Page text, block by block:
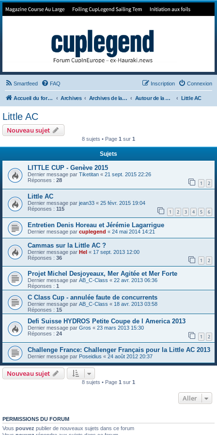
Forum de Cup In Europe
Smartfeed FAQ Connexion
Inscription
Accueil du forum Archives Archives de la 35ème Autour de la Cup Little AC
Little AC
Nouveau sujet
8 sujets • Page 1 sur 1
Sujets
LITTLE CUP - Genève 2015
Dernier message par Tiketitan « 21 sept. 2015 22:26
Réponses : 28 1 2
Little AC
Dernier message par jean33 « 25 févr. 2015 19:04
Réponses : 115 1 2 3 4 5 6
Entretien Denis Horeau et Jérémie Lagarrigue
Dernier message par cuplegend « 24 mai 2014 14:21
Cammas sur la Little AC ?
Dernier message par Hel « 17 sept. 2013 12:00
Réponses : 36 1 2
Projet Michel Desjoyeaux, Mer Agitée et Mer Forte
Dernier message par AB_C-Class « 22 avr. 2013 06:36
Réponses : 1
C Class Cup - annulée faute de concurrents
Dernier message par AB_C-Class « 18 avr. 2013 03:58
Réponses : 15
Defi Suisse HYDROS Petite Coupe de l America 2013
Dernier message par Gros « 23 mars 2013 15:30
Réponses : 24 1 2
Challenge France: Challenger Français pour la Little AC 2013
Dernier message par Poseidius « 24 août 2012 20:37
Nouveau sujet
8 sujets • Page 1 sur 1
Aller
PERMISSIONS DU FORUM
Vous pouvez publier de nouveaux sujets dans ce forum